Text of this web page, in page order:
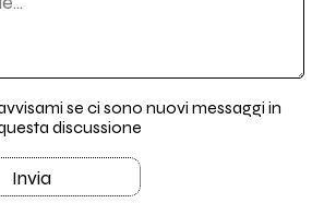
se ci sono nuovi messaggi in
discussione
Invia